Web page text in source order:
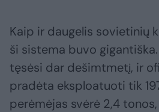
Kaip ir daugelis sovietinių
ši sistema buvo
tęsėsi dar dešimtmetį, ir
pradėta eksploatuoti tik
perėmėjas svėrė 2,4